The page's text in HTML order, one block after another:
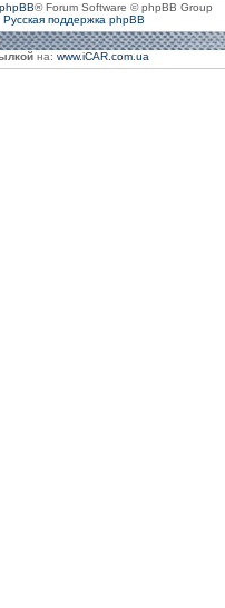
phpBB® Forum Software © phpBB Group
Русская поддержка phpBB
на: www.iCAR.com.ua